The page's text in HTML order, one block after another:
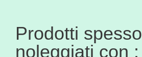
Prodotti spesso
noleggiati con :